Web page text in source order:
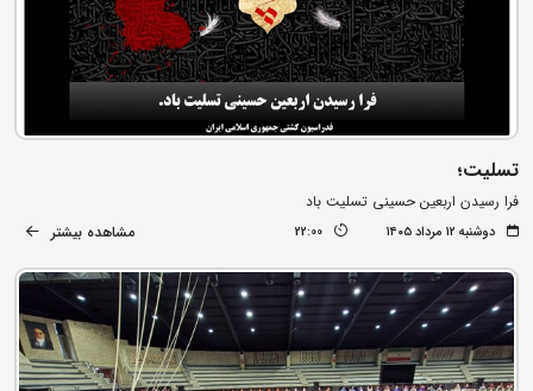
تسلیت؛
فرا رسیدن اربعین حسینی تسلیت باد
دوشنبه ۱۲ مرداد ۱۴۰۵ 22:00 مشاهده بیشتر